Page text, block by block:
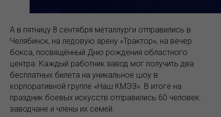
А в пятницу 8 сентября металлурги отправились в
Челябинск, на ледовую арену «Трактор», на вечер
бокса, посвящённый Дню рождения областного
центра. Каждый работник завод мог получить два
бесплатных билета на уникальное шоу в
корпоративной группе «Наш КМЭЗ». В итоге на
праздник боевых искусств отправились 60 человек:
заводчане и члены их семей.